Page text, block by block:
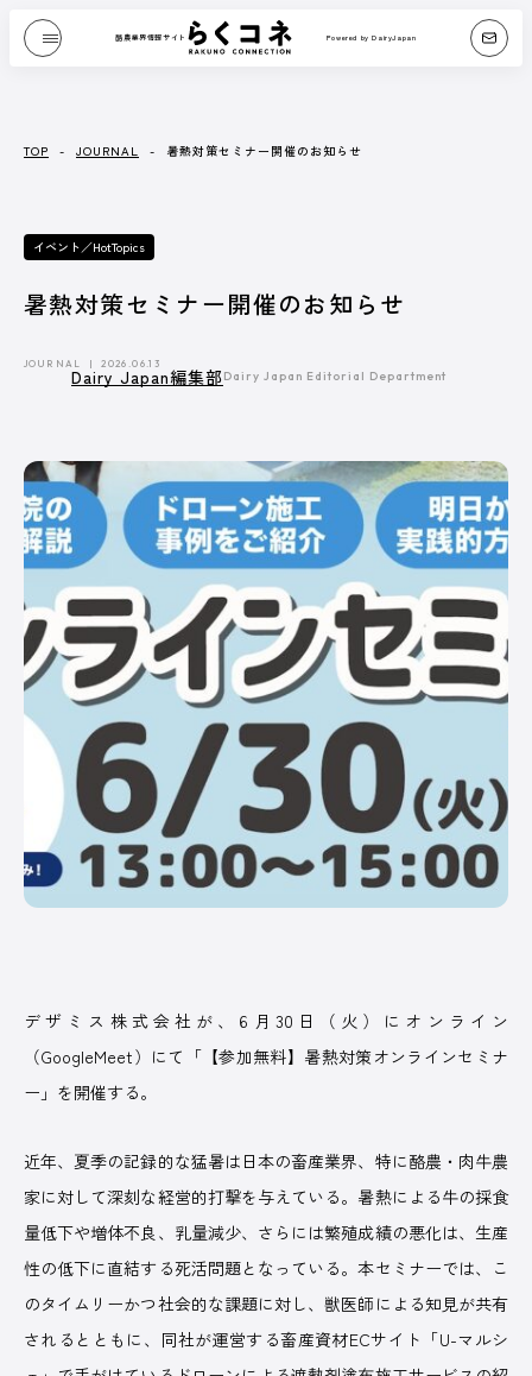
酪農業界情報サイト Powered by DairyJapan
JOURNAL/ ジャーナル
テキストや動画で紹介します。
Dairy Japan抜粋記事 酪農役立ちコラム
イベント／HotTopics Dairy Japanニュース ミニ酪農講座
誌上展示会
PICK UP/ オンライン展示場
皆さまの酪農経営に役立てる、さまざまなサー
ビスや商品を紹介しています。
オンラインのスポンサー出展ブースです。
記事一覧へ
COMPANY
オルテック・ジ
ャパン合同会社
アサヒバイオサ
イクル株式会社
株式会社コーン
ズ・エージー
デラバル
社
ABOUT US
株式会社デーリィジャパン社は、酪農総合情報誌『Dairy
Japan』をはじめとする酪農家のための出版会社。
酪農がますます面白くなり、酪農場がどんどん魅力的になってい
TOP - JOURNAL - 暑熱対策セミナー開催のお知らせ
イベント／HotTopics
暑熱対策セミナー開催のお知らせ
JOURNAL 2026.06.13
Dairy Japan編集部Dairy Japan Editorial Department
デザミス株式会社が、6月30日（火）にオンライン
（GoogleMeet）にて「【参加無料】暑熱対策オンラインセミナ
ー」を開催する。
近年、夏季の記録的な猛暑は日本の畜産業界、特に酪農・肉牛農
家に対して深刻な経営的打撃を与えている。暑熱による牛の採食
量低下や増体不良、乳量減少、さらには繁殖成績の悪化は、生産
性の低下に直結する死活問題となっている。本セミナーでは、こ
のタイムリーかつ社会的な課題に対し、獣医師による知見が共有
されるとともに、同社が運営する畜産資材ECサイト「U-マルシ